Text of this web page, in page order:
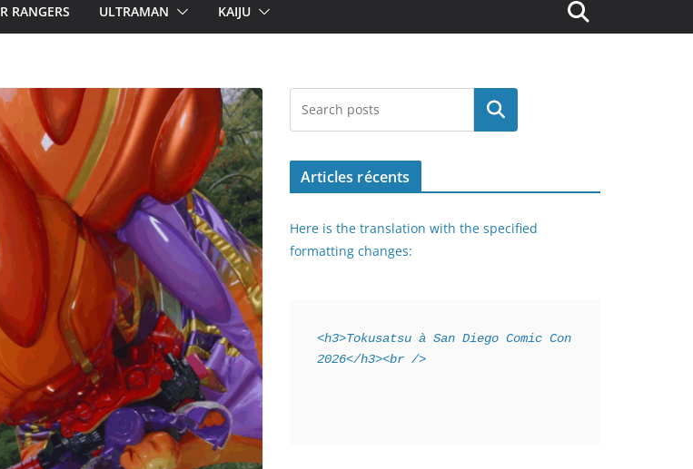
RANGERS ULTRAMAN KAIJU
Rechercher
Articles récents
Here is the translation with the specified
formatting changes:
<h3>Tokusatsu à San Diego Comic Con
2026</h3><br />